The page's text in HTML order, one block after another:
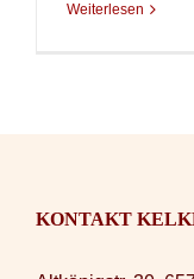
Weiterlesen
KONTAKT